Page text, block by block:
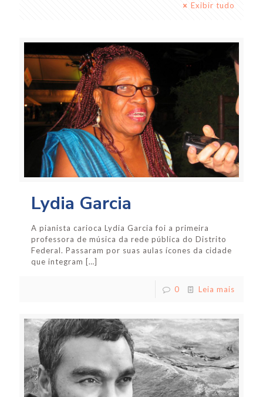
Exibir tudo
Lydia Garcia
A pianista carioca Lydia Garcia foi a primeira
professora de música da rede pública do Distrito
Federal. Passaram por suas aulas ícones da cidade
que integram […]
0 Leia mais